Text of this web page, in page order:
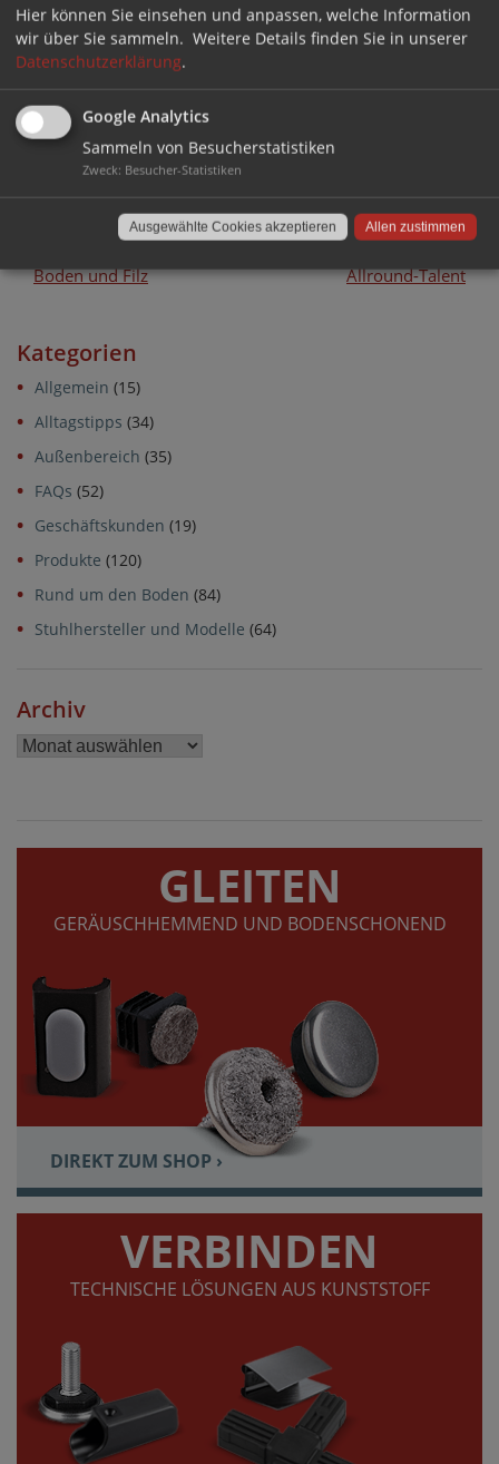
sichtbarem Verschleiß rechtzeitig aus.
Kategorie:FAQs
Tags:
Gleiter für Freischwinger
Wickelgleiter,Wickelgleiter montieren
Beitragsnavigation
Jetzt neu im Shop:
Boden und Filz
Vinylboden: Sieben Fragen,
Allround-Talent
Kategorien
Allgemein (15)
Alltagstipps (34)
Außenbereich (35)
FAQs (52)
Geschäftskunden (19)
Produkte (120)
Rund um den Boden (84)
Stuhlhersteller und Modelle (64)
Archiv
Archiv
GLEITEN
GERÄUSCHHEMMEND UND BODENSCHONEND
DIREKT ZUM SHOP ›
VERBINDEN
TECHNISCHE LÖSUNGEN AUS KUNSTSTOFF
Hier können Sie einsehen und anpassen, welche Information
wir über Sie sammeln. Weitere Details finden Sie in unserer
Datenschutzerklärung.
Google Analytics
Sammeln von Besucherstatistiken
Zweck: Besucher-Statistiken
Allen zustimmen
Ausgewählte Cookies akzeptieren